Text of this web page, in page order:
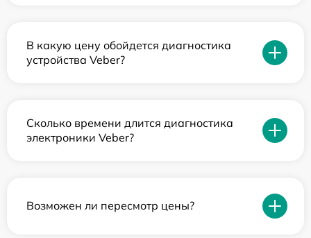
В какую цену обойдется диагностика
устройства Veber?
Сколько времени длится диагностика
электроники Veber?
Возможен ли пересмотр цены?